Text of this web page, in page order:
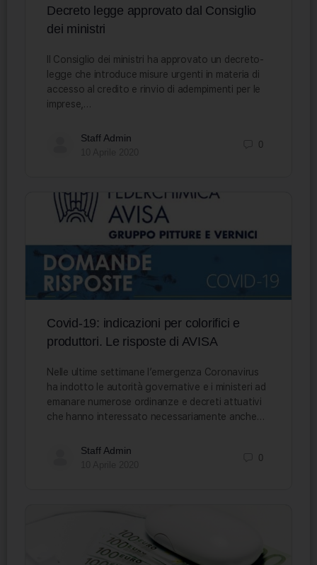
Decreto legge approvato dal Consiglio
dei ministri
Il Consiglio dei ministri ha approvato un decreto-
legge che introduce misure urgenti in materia di
accesso al credito e rinvio di adempimenti per le
imprese,…
Staff Admin
0
Covid-19: indicazioni per colorifici e
produttori. Le risposte di AVISA
Nelle ultime settimane l’emergenza Coronavirus
ha indotto le autorità governative e i ministeri ad
emanare numerose ordinanze e decreti attuativi
che hanno interessato necessariamente anche…
Staff Admin
0